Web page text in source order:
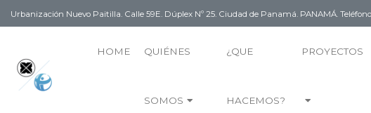
Urbanización Nuevo Paitilla. Calle 59E. Dúplex Nº 25. Ciudad de Panamá. PANAMÁ.
HOME QUIÉNES
SOMOS
¿QUE
HACEMOS?
PROYECTOS